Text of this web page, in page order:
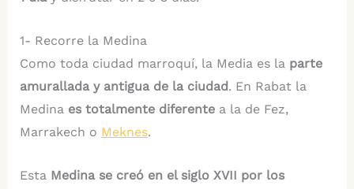
1- Recorre la Medina
Como toda ciudad marroquí, la Media es la parte
amurallada y antigua de la ciudad. En Rabat la
Medina es totalmente diferentea la de Fez,
Marrakech o Meknes.
Esta Medina se creó en el siglo XVII por los